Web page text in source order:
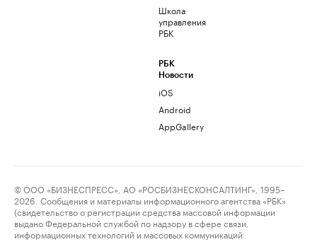
Школа
управления
РБК
РБК
Новости
iOS
Android
AppGallery
© ООО «БИЗНЕСПРЕСС», АО «РОСБИЗНЕСКОНСАЛТИНГ», 1995–
2026. Сообщения и материалы информационного агентства «РБК»
(свидетельство о регистрации средства массовой информации
выдано Федеральной службой по надзору в сфере связи,
информационных технологий и массовых коммуникаций